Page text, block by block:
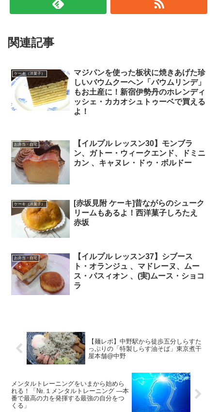
関連記事
ケーキ（洋菓子）
マジパンを使った板状に焼きあげた珍
しいバウムクーヘン「バウムリンデ」
もお土産に！新宿伊勢丹のホレンディ
ッシェ・カカオシュトゥーベで買える
よ！
お弁当・自宅
【イルプル レッスン30】モンブラ
ン、ガトー・ウィークエンド、ドミニ
カン 、キャヌレ・ドゥ・ボルドー
ケーキ（洋菓子）
[赤坂見附 ケーキ]昔ながらのシューク
リームもあるよ！西洋菓子しろたえ
赤坂
お弁当・自宅
【イルプル レッスン37】シブース
ト・オランジュ 、マドレーヌ、ムー
ス・パスィオン 、(実)ムース・ショコ
ラ
【麺レポ】中野駅から徒歩五分しらすた
っぷりの「特製しらす油そば」東京煮干
屋本舗@中野
メンタルトレーニングをいまから始めら
れる！「№.１メンタルトレーニング ―本
番で最高の力を発揮する最強の自分をつ
くる」